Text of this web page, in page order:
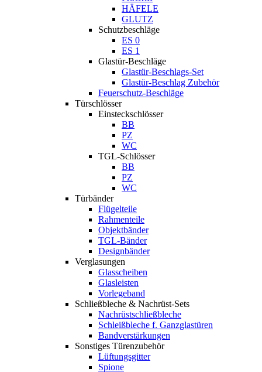
HÄFELE
GLUTZ
Schutzbeschläge
ES 0
ES 1
Glastür-Beschläge
Glastür-Beschlags-Set
Glastür-Beschlag Zubehör
Feuerschutz-Beschläge
Türschlösser
Einsteckschlösser
BB
PZ
WC
TGL-Schlösser
BB
PZ
WC
Türbänder
Flügelteile
Rahmenteile
Objektbänder
TGL-Bänder
Designbänder
Verglasungen
Glasscheiben
Glasleisten
Vorlegeband
Schließbleche & Nachrüst-Sets
Nachrüstschließbleche
Schleißbleche f. Ganzglastüren
Bandverstärkungen
Sonstiges Türenzubehör
Lüftungsgitter
Spione